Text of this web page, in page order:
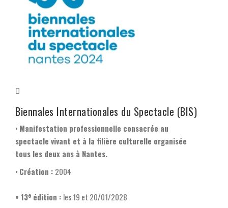
Biennales Internationales du Spectacle (BIS)
• Manifestation professionnelle consacrée au
spectacle vivant et à la filière culturelle organisée
tous les deux ans à Nantes.
• Création : 2004
• 13e édition : les 19 et 20/01/2028